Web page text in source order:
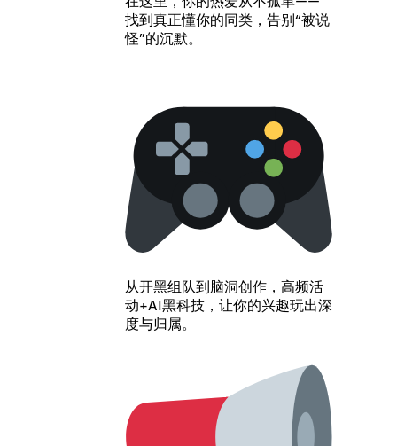
找到真正懂你的同类，告别“被说
怪”的沉默。
从开黑组队到脑洞创作，高频活
动+AI黑科技，让你的兴趣玩出深
度与归属。